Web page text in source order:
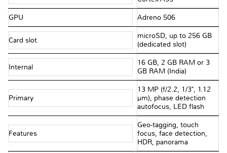
GPU Adreno 506
Card slot
microSD, up to 256 GB
(dedicated slot)
Internal
16 GB, 2 GB RAM or 3
GB RAM (India)
Primary
13 MP (f/2.2, 1/3", 1.12
µm), phase detection
autofocus, LED flash
Features
Geo-tagging, touch
focus, face detection,
HDR, panorama